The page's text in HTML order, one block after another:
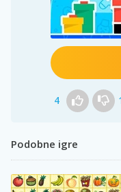
4
Podobne igre